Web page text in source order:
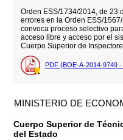
Orden ESS/1734/2014, de 23
errores en la Orden ESS/
convoca proceso selectivo
acceso libre y acceso por el
Cuerpo Superior de
PDF (BOE-A-2014-9749 -
MINISTERIO DE
Cuerpo Superior de
del Estado